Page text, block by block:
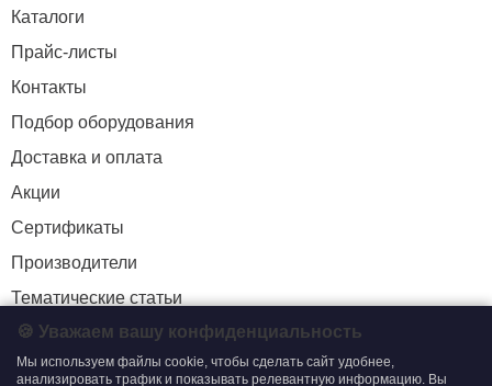
Каталоги
Прайс-листы
Контакты
Подбор оборудования
Доставка и оплата
Акции
Сертификаты
Производители
Тематические статьи
+7 (495) 204-19-33
🍪 Уважаем вашу конфиденциальность
Мы используем файлы cookie, чтобы сделать сайт удобнее,
анализировать трафик и показывать релевантную информацию. Вы